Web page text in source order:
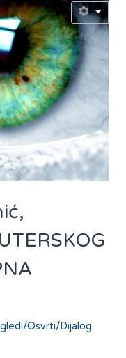
Osvrti/Dijalog